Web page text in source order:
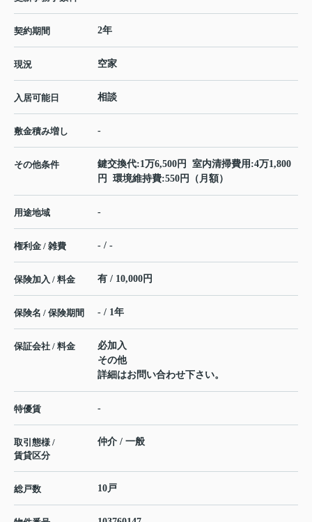
契約期間 2年
現況 空家
入居可能日 相談
敷金積み増し -
その他条件
鍵交換代:1万6,500円 室内清掃費用:4万1,800
円 環境維持費:550円（月額）
用途地域 -
権利金 / 雑費 - / -
保険加入 / 料金 有 / 10,000円
保険名 / 保険期間 - / 1年
保証会社 / 料金
必加入
その他
詳細はお問い合わせ下さい。
特優賃 -
取引態様 /
賃貸区分
仲介 / 一般
総戸数 10戸